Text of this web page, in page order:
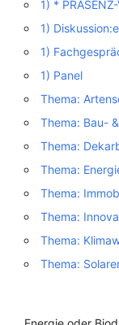
1) *
1)
1)
1) Panel
Thema:
Thema: Bau-
Thema:
Thema:
Thema:
Thema:
Thema:
Thema: